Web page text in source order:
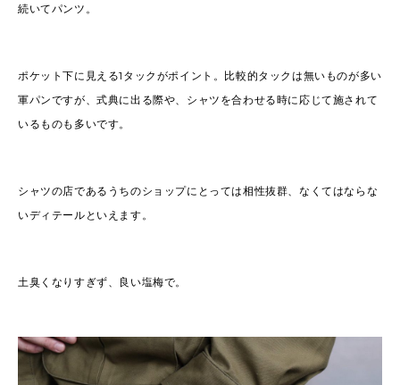
続いてパンツ。
ポケット下に見える1タックがポイント。比較的タックは無いものが多い
軍パンですが、式典に出る際や、シャツを合わせる時に応じて施されて
いるものも多いです。
シャツの店であるうちのショップにとっては相性抜群、なくてはならな
いディテールといえます。
土臭くなりすぎず、良い塩梅で。